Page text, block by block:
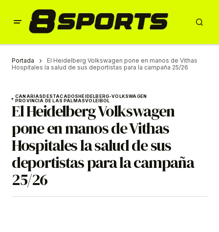
Portada
El Heidelberg Volkswagen pone en manos de Vithas
Hospitales la salud de sus deportistas para la campaña 25/26
CANARIASDESTACADOSHEIDELBERG-VOLKSWAGEN
PROVINCIA DE LAS PALMASVOLEIBOL
El Heidelberg Volkswagen
pone en manos de Vithas
Hospitales la salud de sus
deportistas para la campaña
25/26